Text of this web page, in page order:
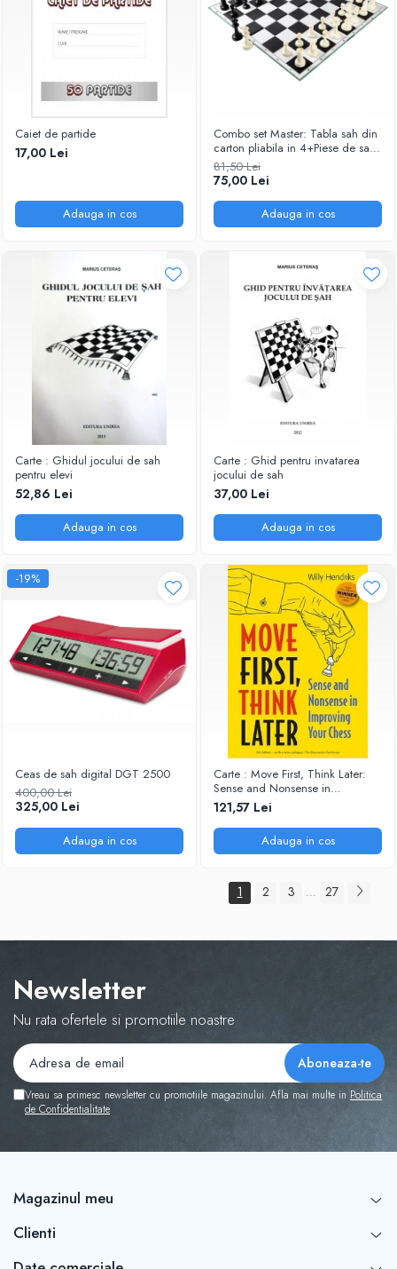
Caiet de partide
17,00 Lei
Adauga in cos
Combo set Master: Tabla sah din
carton pliabila in 4+Piese de sah
din plastic no. 6 Master
81,50 Lei
75,00 Lei
Adauga in cos
Carte : Ghidul jocului de sah
pentru elevi
52,86 Lei
Adauga in cos
Carte : Ghid pentru invatarea
jocului de sah
37,00 Lei
Adauga in cos
-19%
Ceas de sah digital DGT 2500
400,00 Lei
325,00 Lei
Adauga in cos
Carte : Move First, Think Later:
Sense and Nonsense in
Improving Your Chess, Willy
Hendriks
121,57 Lei
Adauga in cos
1 2 3 ... 27
Newsletter
Nu rata ofertele si promotiile noastre
Vreau sa primesc newsletter cu promotiile magazinului. Afla mai multe in Politica
de Confidentialitate
Magazinul meu
Clienti